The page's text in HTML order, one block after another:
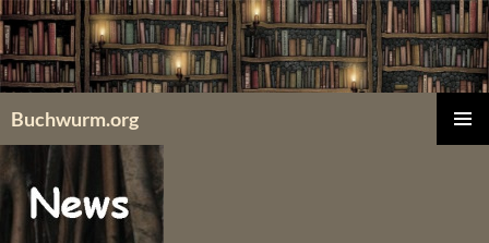
Zum
Inhalt
springen
Buchwurm.org